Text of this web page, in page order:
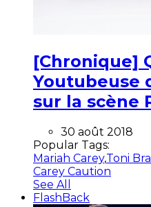
[Chronique]
Youtubeuse
sur la scène
30 août 2018
Popular Tags:
Mariah Carey,Toni
Carey Caution
See All
FlashBack